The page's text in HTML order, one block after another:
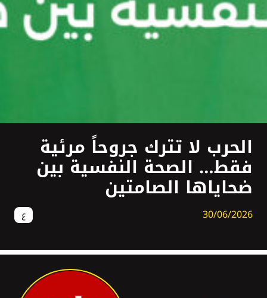
الحرب لا تترك جروحاً مرئية
فقط… الصحة النفسية بين
ضحاياها الصامتين
ع 30/06/2026